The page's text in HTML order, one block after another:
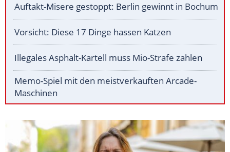
Auftakt-Misere gestoppt: Berlin gewinnt in Bochum
Vorsicht: Diese 17 Dinge hassen Katzen
Illegales Asphalt-Kartell muss Mio-Strafe zahlen
Memo-Spiel mit den meistverkauften Arcade-
Maschinen